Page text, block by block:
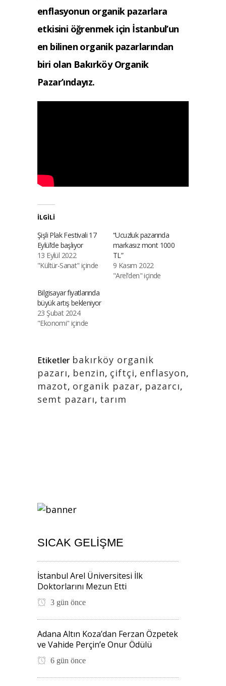
enflasyonun organik pazarlara
etkisini öğrenmek için İstanbul’un
en bilinen organik pazarlarından
biri olan Bakırköy Organik
Pazar’ındayız.
İLGILI
Şişli Plak Festivali 17
Eylül’de başlıyor
13 Eylül 2022
"Kültür-Sanat" içinde
“Ucuzluk pazarında
markasız mont 1000
TL”
9 Kasım 2022
"Arel'den" içinde
Bilgisayar fiyatlarında
büyük artış bekleniyor
23 Şubat 2024
"Ekonomi" içinde
Etiketler bakırköy organik
pazarı, benzin, çiftçi, enflasyon,
mazot, organik pazar, pazarcı,
semt pazarı, tarım
SICAK GELIŞME
İstanbul Arel Üniversitesi İlk
Doktorlarını Mezun Etti
3 gün önce
Adana Altın Koza’dan Ferzan Özpetek
ve Vahide Perçin’e Onur Ödülü
6 gün önce